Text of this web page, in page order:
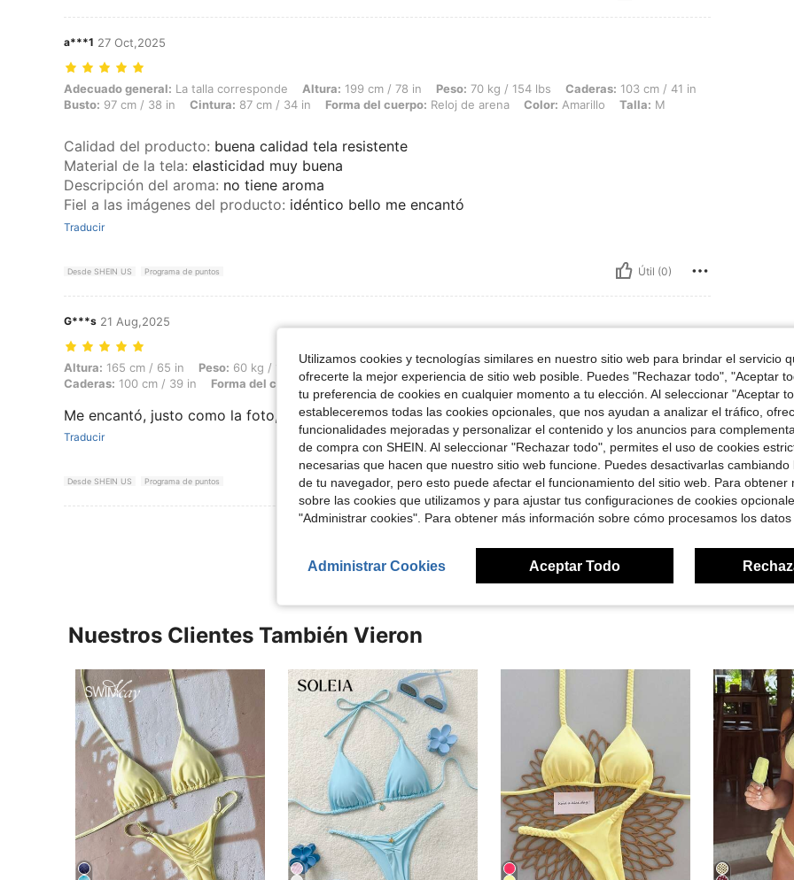
a***1 27 Oct,2025
Adecuado general: La talla corresponde, Altura: 199 cm / 78 in, Peso: 70 kg / 154 lbs, Caderas: 103 cm / 41 in, Busto: 97 cm / 38 in, Cintura: 87 cm /
Adecuado general: La talla corresponde Altura: 199 cm / 78 in Peso: 70 kg / 154 lbs Caderas: 103 cm / 41 in
Busto: 97 cm / 38 in Cintura: 87 cm / 34 in Forma del cuerpo: Reloj de arena Color: Amarillo Talla: M
Calidad del producto: buena calidad tela resistente
Material de la tela: elasticidad muy buena
Descripción del aroma: no tiene aroma
Fiel a las imágenes del producto: idéntico bello me encantó
Traducir
Desde SHEIN US Programa de puntos Útil (0)
G***s 21 Aug,2025
Altura: 165 cm / 65 in, Peso: 60 kg / 132 lbs, Busto: 90 cm / 35 in, Cintura: 65 cm / 26 in, Caderas: 100 cm / 39 in, Forma del cuerpo: Triángulo, Color:
Altura: 165 cm / 65 in Peso: 60 kg / 132 lbs Busto:90 cm / 35 in Cintura:65 cm / 26 in
Caderas: 100 cm / 39 in Forma del cuerpo:Triángulo Color:Amarillo Talla: S
Me encantó, justo como la foto, excelente.
Traducir
Desde SHEIN US Programa de puntos Útil (0)
Ver Más Reseñas
Nuestros Clientes También Vieron
Utilizamos cookies y tecnologías similares en nuestro sitio web para brindar el servicio
ofrecerte la mejor experiencia de sitio web posible. Puedes "Rechazar todo", "Aceptar
tu preferencia de cookies en cualquier momento a tu elección. Al seleccionar "Aceptar
estableceremos todas las cookies opcionales, que nos ayudan a analizar el tráfico,
funcionalidades mejoradas y personalizar el contenido y los anuncios para
de compra con SHEIN. Al seleccionar "Rechazar todo", permites el uso de cookies
necesarias que hacen que nuestro sitio web funcione. Puedes desactivarlas cambiando
de tu navegador, pero esto puede afectar el funcionamiento del sitio web. Para obtener
sobre las cookies que utilizamos y para ajustar tus configuraciones de cookies
"Administrar cookies". Para obtener más información sobre cómo procesamos los datos
Administrar Cookies Aceptar Todo